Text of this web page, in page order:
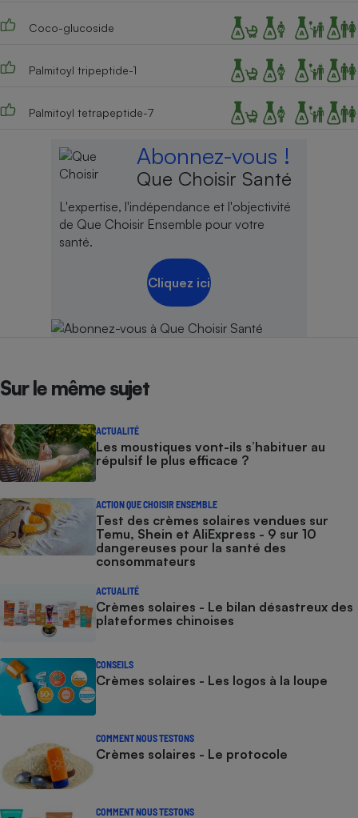
Coco-glucoside
Palmitoyl tripeptide-1
Palmitoyl tetrapeptide-7
Abonnez-vous !
Que Choisir Santé
L'expertise, l'indépendance et l'objectivité
de Que Choisir Ensemble pour votre
santé.
Cliquez ici
Sur le même sujet
ACTUALITÉ
Les moustiques vont-ils s’habituer au
répulsif le plus efficace ?
ACTION QUE CHOISIR ENSEMBLE
Test des crèmes solaires vendues sur
Temu, Shein et AliExpress - 9 sur 10
dangereuses pour la santé des
consommateurs
ACTUALITÉ
Crèmes solaires - Le bilan désastreux des
plateformes chinoises
CONSEILS
Crèmes solaires - Les logos à la loupe
COMMENT NOUS TESTONS
Crèmes solaires - Le protocole
COMMENT NOUS TESTONS